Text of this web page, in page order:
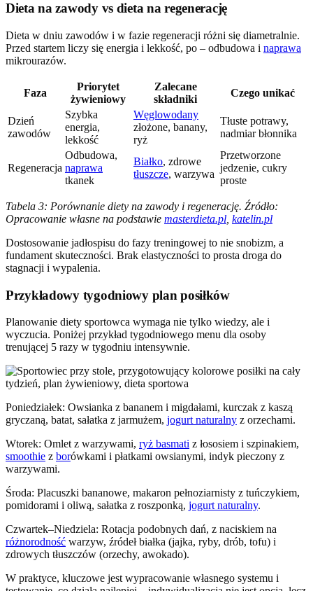
Dieta na zawody vs dieta na regenerację
Dieta w dniu zawodów i w fazie regeneracji różni się diametralnie.
Przed startem liczy się energia i lekkość, po – odbudowa i naprawa
mikrourazów.
Faza
Priorytet
żywieniowy
Zalecane
składniki
Czego unikać
Dzień
zawodów
Szybka
energia,
lekkość
Węglowodany
złożone, banany,
ryż
Tłuste potrawy,
nadmiar błonnika
Regeneracja
Odbudowa,
naprawa
tkanek
Białko, zdrowe
tłuszcze, warzywa
Przetworzone
jedzenie, cukry
proste
Tabela 3: Porównanie diety na zawody i regenerację. Źródło:
Opracowanie własne na podstawie masterdieta.pl katelin.pl
Dostosowanie jadłospisu do fazy treningowej to nie snobizm, a
fundament skuteczności. Brak elastyczności to prosta droga do
stagnacji i wypalenia.
Przykładowy tygodniowy plan posiłków
Planowanie diety sportowca wymaga nie tylko wiedzy, ale i
wyczucia. Poniżej przykład tygodniowego menu dla osoby
trenującej 5 razy w tygodniu intensywnie.
Poniedziałek: Owsianka z bananem i migdałami, kurczak z kaszą
gryczaną, batat, sałatka z jarmużem, jogurt naturalny z orzechami.
Wtorek: Omlet z warzywami, ryż basmati z łososiem i szpinakiem,
smoothie z borówkami i płatkami owsianymi, indyk pieczony z
warzywami.
Środa: Placuszki bananowe, makaron pełnoziarnisty z tuńczykiem,
pomidorami i oliwą, sałatka z roszponką, jogurt naturalny.
Czwartek–Niedziela: Rotacja podobnych dań, z naciskiem na
różnorodność warzyw, źródeł białka (jajka, ryby, drób, tofu) i
zdrowych tłuszczów (orzechy, awokado).
W praktyce, kluczowe jest wypracowanie własnego systemu i